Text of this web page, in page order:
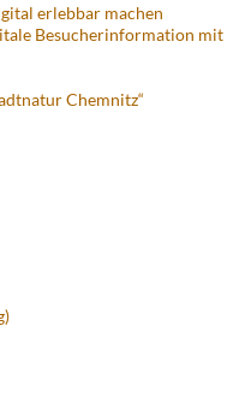
erlebbar machen
Besucherinformation mit
Chemnitz“